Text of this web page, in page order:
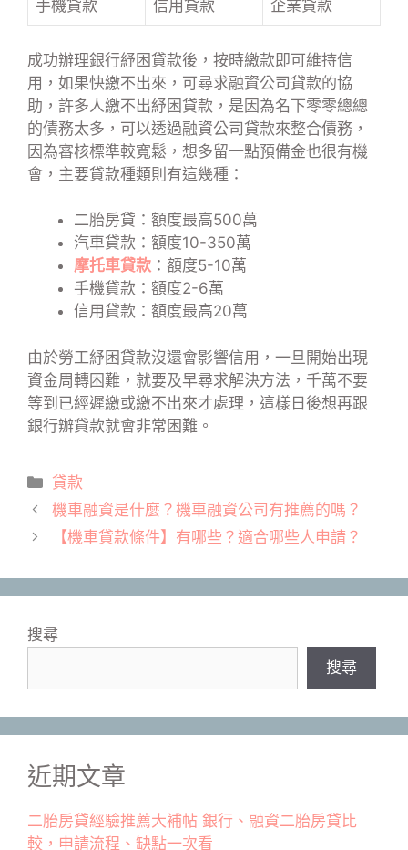
手機貸款 信用貸款 企業貸款
成功辦理銀行紓困貸款後，按時繳款即可維持信
用，如果快繳不出來，可尋求融資公司貸款的協
助，許多人繳不出紓困貸款，是因為名下零零總總
的債務太多，可以透過融資公司貸款來整合債務，
因為審核標準較寬鬆，想多留一點預備金也很有機
會，主要貸款種類則有這幾種：
二胎房貸：額度最高500萬
汽車貸款：額度10-350萬
摩托車貸款 ：額度5-10萬
手機貸款：額度2-6萬
信用貸款：額度最高20萬
由於勞工紓困貸款沒還會影響信用，一旦開始出現
資金周轉困難，就要及早尋求解決方法，千萬不要
等到已經遲繳或繳不出來才處理，這樣日後想再跟
銀行辦貸款就會非常困難。
分
類
貸款
機車融資是什麼？機車融資公司有推薦的嗎？
【機車貸款條件】有哪些？適合哪些人申請？
搜尋
搜尋
近期文章
二胎房貸經驗推薦大補帖 銀行、融資二胎房貸比
較，申請流程、缺點一次看